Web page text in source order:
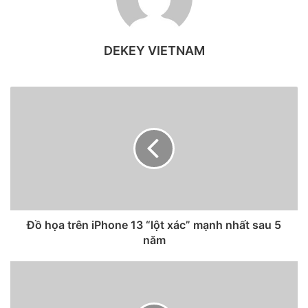
Apple sẽ giúp phổ biến smartphone màn hình gập lại
Theo nguồn tin Phone Arena, nếu và khi Apple giới thiệu
năm của điện thoại màn hình gập một cách nghiêm túc.
DEKEY VIETNAM
Đồ họa trên iPhone 13 “lột xác” mạnh nhất sau 5
năm